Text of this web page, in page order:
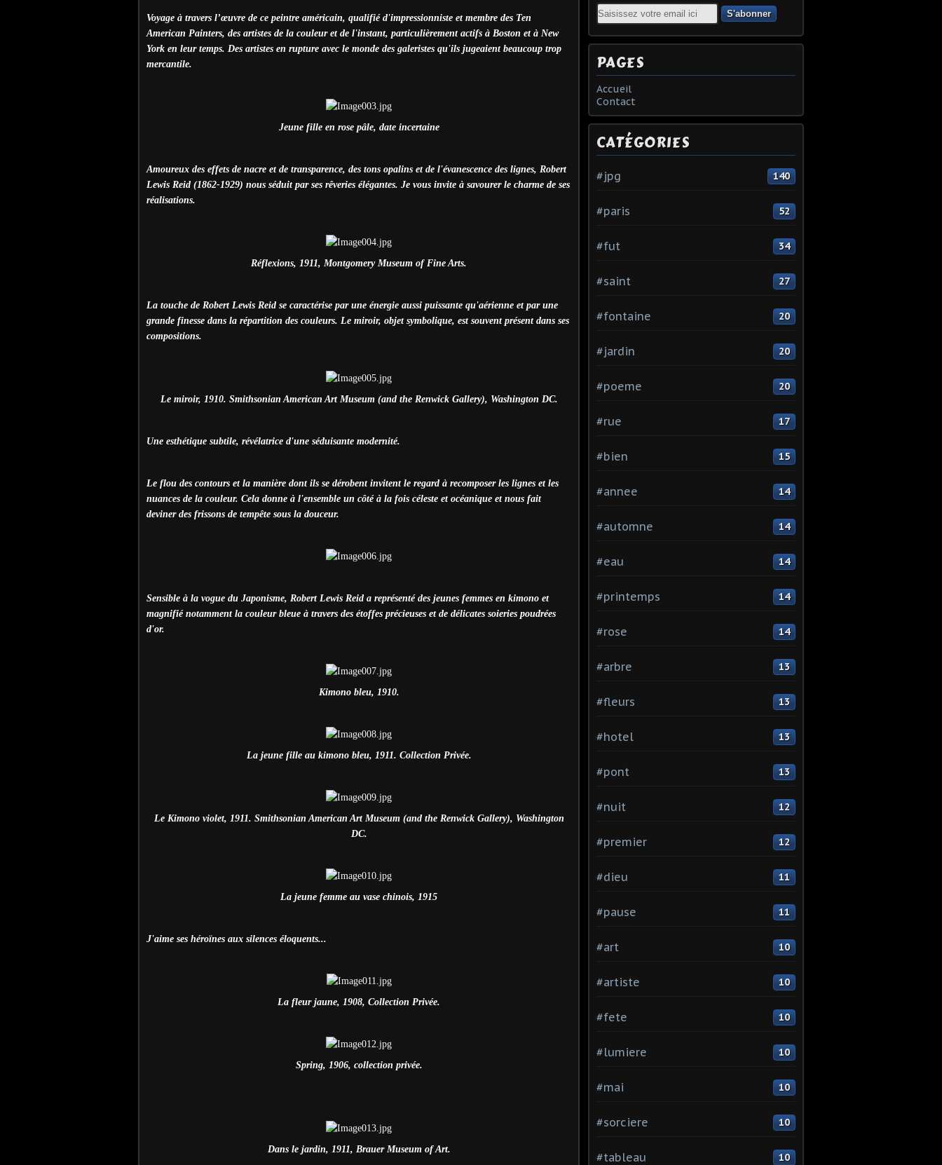
Voyage à travers l’œuvre de ce peintre américain, qualifié d'impressionniste et membre des Ten
American Painters, des artistes de la couleur et de l'instant, particulièrement actifs à Boston et à New
York en leur temps. Des artistes en rupture avec le monde des galeristes qu'ils jugeaient beaucoup trop
mercantile.
Jeune fille en rose pâle, date incertaine
Amoureux des effets de nacre et de transparence, des tons opalins et de l'évanescence des lignes, Robert
Lewis Reid (1862-1929) nous séduit par ses rêveries élégantes. Je vous invite à savourer le charme de ses
réalisations.
Réflexions, 1911, Montgomery Museum of Fine Arts.
La touche de Robert Lewis Reid se caractérise par une énergie aussi puissante qu'aérienne et par une
grande finesse dans la répartition des couleurs. Le miroir, objet symbolique, est souvent présent dans ses
compositions.
Le miroir, 1910. Smithsonian American Art Museum (and the Renwick Gallery), Washington DC.
Une esthétique subtile, révélatrice d'une séduisante modernité.
Le flou des contours et la manière dont ils se dérobent invitent le regard à recomposer les lignes et les
nuances de la couleur. Cela donne à l'ensemble un côté à la fois céleste et océanique et nous fait
deviner des frissons de tempête sous la douceur.
Sensible à la vogue du Japonisme, Robert Lewis Reid a représenté des jeunes femmes en kimono et
magnifié notamment la couleur bleue à travers des étoffes précieuses et de délicates soieries poudrées
d'or.
Kimono bleu, 1910.
La jeune fille au kimono bleu, 1911. Collection Privée.
Le Kimono violet, 1911. Smithsonian American Art Museum (and the Renwick Gallery), Washington
DC.
La jeune femme au vase chinois, 1915
J'aime ses héroïnes aux silences éloquents...
La fleur jaune, 1908, Collection Privée.
Spring, 1906, collection privée.
Dans le jardin, 1911, Brauer Museum of Art.
Email
PAGES
Accueil
Contact
CATÉGORIES
#jpg 140
#paris 52
#fut 34
#saint 27
#fontaine 20
#jardin 20
#poeme 20
#rue 17
#bien 15
#annee 14
#automne 14
#eau 14
#printemps 14
#rose 14
#arbre 13
#fleurs 13
#hotel 13
#pont 13
#nuit 12
#premier 12
#dieu 11
#pause 11
#art 10
#artiste 10
#fete 10
#lumiere 10
#mai 10
#sorciere 10
#tableau 10